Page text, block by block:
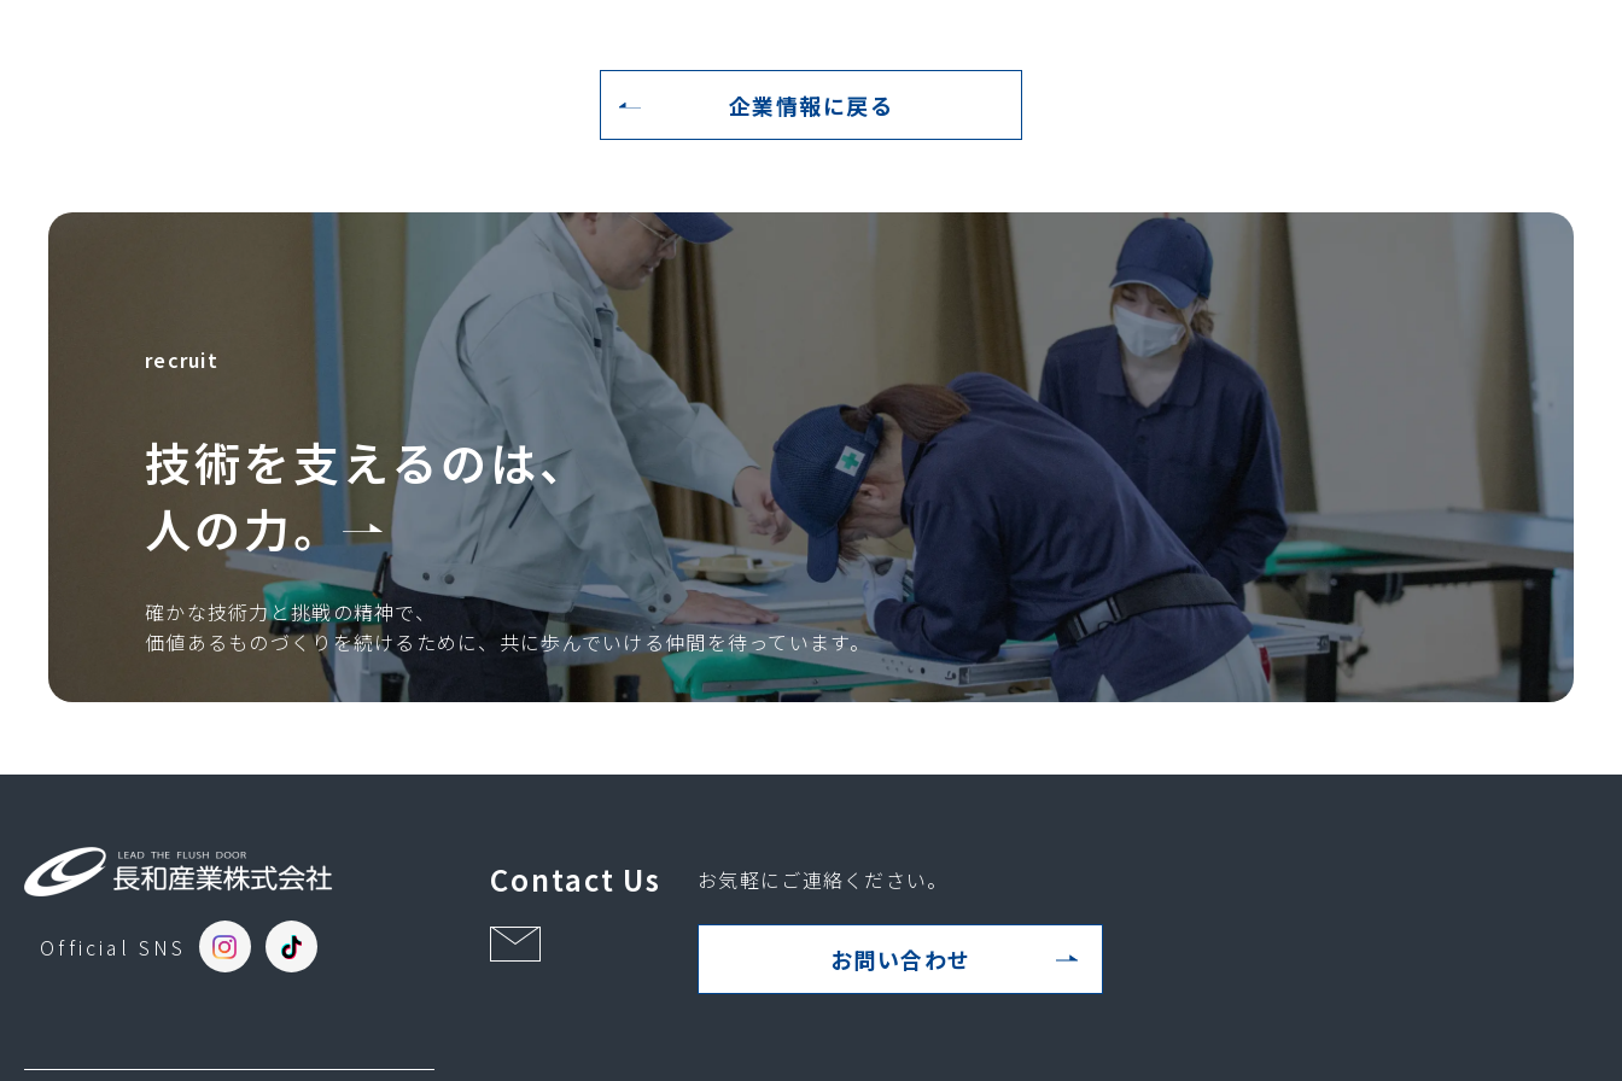
企業情報に戻る
recruit
技術を支えるのは、
人の力。
確かな技術力と挑戦の精神で、
価値あるものづくりを続けるために、共に歩んでいける仲間を待っています。
Official SNS
Contact Us お気軽にご連絡ください。
お問い合わせ